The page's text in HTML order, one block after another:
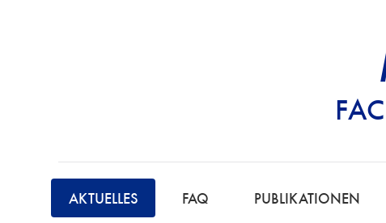
STRAFRECHT |
AKTUELLES FAQ PUBLIKATIONEN